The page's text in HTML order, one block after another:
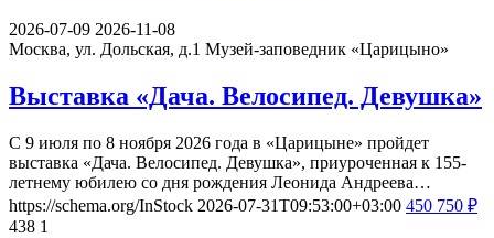
2026-07-09 2026-11-08
Москва, ул. Дольская, д.1 Музей-заповедник «Царицыно»
Выставка «Дача. Велосипед. Девушка»
С 9 июля по 8 ноября 2026 года в «Царицыне» пройдет
выставка «Дача. Велосипед. Девушка», приуроченная к 155-
летнему юбилею со дня рождения Леонида Андреева…
https://schema.org/InStock 2026-07-31T09:53:00+03:00 450 750 ₽
438 1